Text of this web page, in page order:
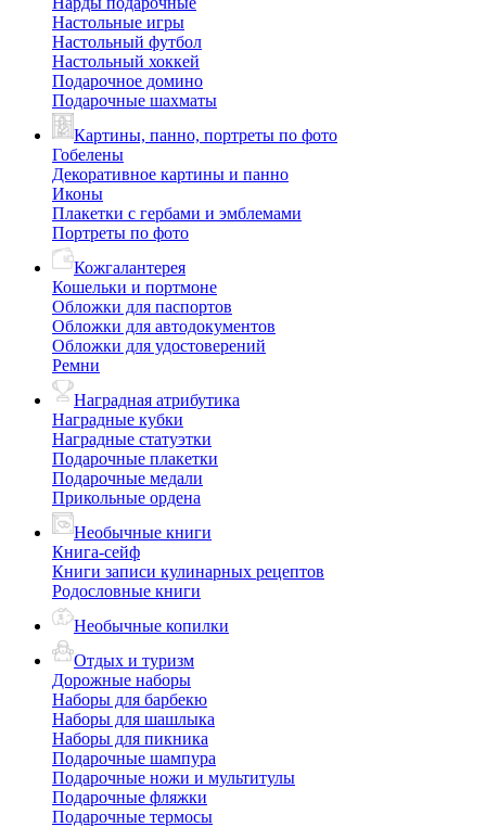
Настольные игры
Настольный футбол
Настольный хоккей
Подарочное домино
Подарочные шахматы
Картины, панно, портреты по фото
Гобелены
Декоративное картины и панно
Иконы
Плакетки с гербами и эмблемами
Портреты по фото
Кожгалантерея
Кошельки и портмоне
Обложки для паспортов
Обложки для автодокументов
Обложки для удостоверений
Ремни
Наградная атрибутика
Наградные кубки
Наградные статуэтки
Подарочные плакетки
Подарочные медали
Прикольные ордена
Необычные книги
Книга-сейф
Книги записи кулинарных рецептов
Родословные книги
Необычные копилки
Отдых и туризм
Дорожные наборы
Наборы для барбекю
Наборы для шашлыка
Наборы для пикника
Подарочные шампура
Подарочные ножи и мультитулы
Подарочные фляжки
Подарочные термосы